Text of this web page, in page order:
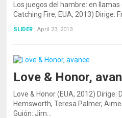
Los juegos del hambre: en
Catching Fire, EUA, 2013) Dirige:
SLIDER | April 23, 2013
Love & Honor,
Love & Honor (EUA, 2012)
Hemsworth, Teresa Palmer,
Guión: Jim…